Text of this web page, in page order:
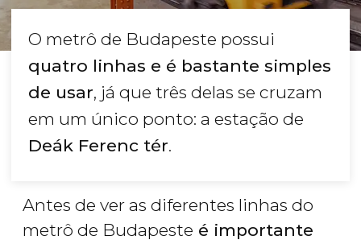
O metrô de Budapeste possui
quatro linhas e é bastante simples
de usar, já que três delas se cruzam
em um único ponto: a estação de
Deák Ferenc tér.
Antes de ver as diferentes linhas do
metrô de Budapeste é importante